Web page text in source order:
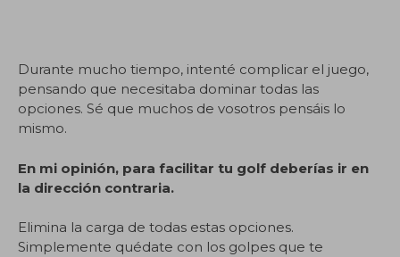
Durante mucho tiempo, intenté complicar el juego,
pensando que necesitaba dominar todas las
opciones. Sé que muchos de vosotros pensáis lo
mismo.
En mi opinión, para facilitar tu golf deberías ir en
la dirección contraria.
Elimina la carga de todas estas opciones.
Simplemente quédate con los golpes que te